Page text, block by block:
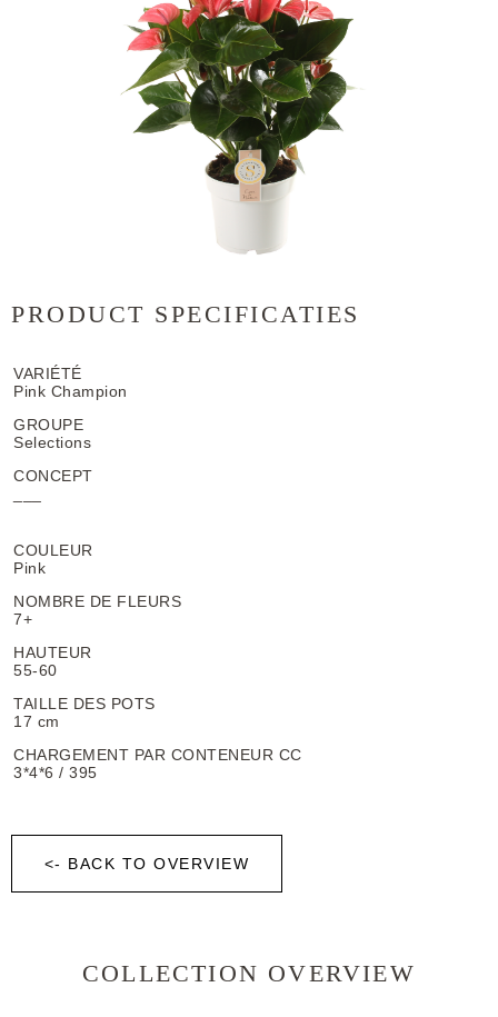
PRODUCT SPECIFICATIES
VARIÉTÉ
Pink Champion
GROUPE
Selections
CONCEPT
COULEUR
Pink
NOMBRE DE FLEURS
7+
HAUTEUR
55-60
TAILLE DES POTS
17 cm
CHARGEMENT PAR CONTENEUR CC
3*4*6 / 395
<- BACK TO OVERVIEW
COLLECTION OVERVIEW